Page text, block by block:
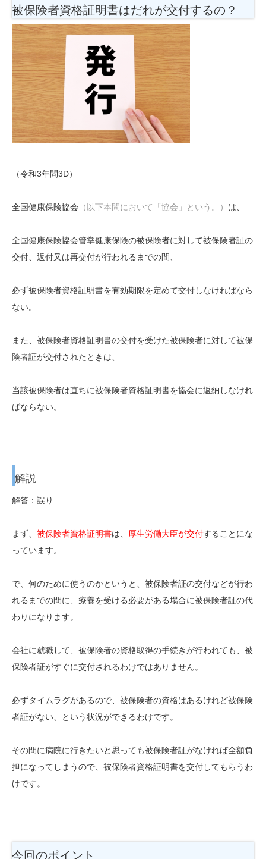
被保険者資格証明書はだれが交付するの？
（令和3年問3D）
全国健康保険協会 （以下本問において「協会」という。） は、
全国健康保険協会管掌健康保険の被保険者に対して被保険者証の
交付、返付又は再交付が行われるまでの間、
必ず被保険者資格証明書を有効期限を定めて交付しなければなら
ない。
また、被保険者資格証明書の交付を受けた被保険者に対して被保
険者証が交付されたときは、
当該被保険者は直ちに被保険者資格証明書を協会に返納しなけれ
ばならない。
解説
解答：誤り
まず、 被保険者資格証明書は、 厚生労働大臣が交付することにな
っています。
で、何のために使うのかというと、被保険者証の交付などが行わ
れるまでの間に、療養を受ける必要がある場合に被保険者証の代
わりになります。
会社に就職して、被保険者の資格取得の手続きが行われても、被
保険者証がすぐに交付されるわけではありません。
必ずタイムラグがあるので、被保険者の資格はあるけれど被保険
者証がない、という状況ができるわけです。
その間に病院に行きたいと思っても被保険者証がなければ全額負
担になってしまうので、被保険者資格証明書を交付してもらうわ
けです。
今回のポイント